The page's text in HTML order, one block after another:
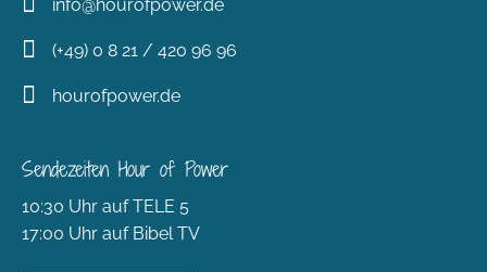
info@hourofpower.de
(+49) 0 8 21 / 420 96 96
hourofpower.de
Sendezeiten Hour of Power
10:30 Uhr auf TELE 5
17:00 Uhr auf Bibel TV